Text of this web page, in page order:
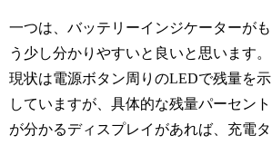
一つは、バッテリーインジケーターがも
う少し分かりやすいと良いと思います。
現状は電源ボタン周りのLEDで残量を示
していますが、具体的な残量パーセント
が分かるディスプレイがあれば、充電タ